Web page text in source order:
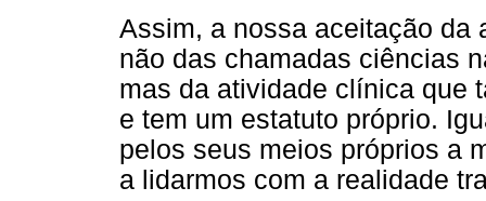
Assim, a nossa aceitação da
não das chamadas ciências
mas da atividade clínica que
e tem um estatuto próprio.
pelos seus meios próprios a
a lidarmos com a realidade